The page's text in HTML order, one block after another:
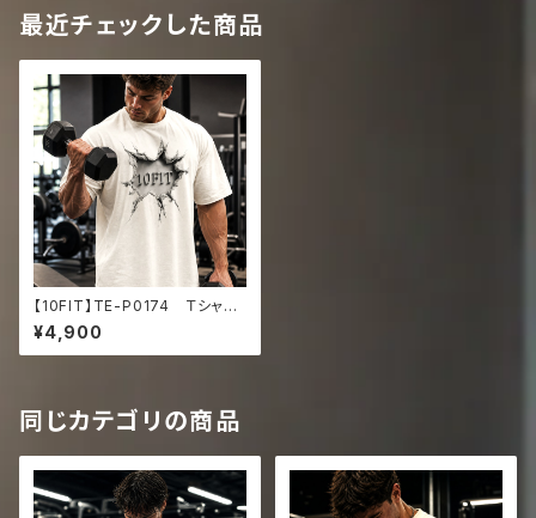
最近チェックした商品
【10FIT】TE-P0174 Ｔシャ
ツ トレーニング 筋トレ 10F
ITアートデザイン Oversize
d faded t-shirt
¥4,900
同じカテゴリの商品